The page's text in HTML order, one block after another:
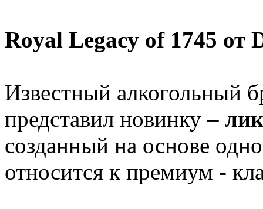
Royal Legacy of 1745 от
Известный алкогольный
представил новинку –
созданный на основе
относится к премиум -